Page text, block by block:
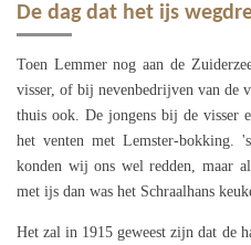
De dag dat het ijs
Toen Lemmer nog aan de
visser, of bij nevenbedrijven van de
thuis ook. De jongens bij de visser
het venten met Lemster-bokking.
konden wij ons wel redden, maar
met ijs dan was het Schraalhans
Het zal in 1915 geweest zijn dat de